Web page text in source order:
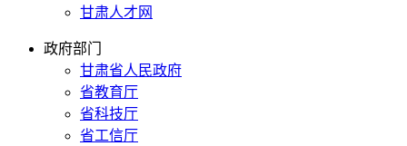
甘肃人才网
政府部门
甘肃省人民政府
省教育厅
省科技厅
省工信厅